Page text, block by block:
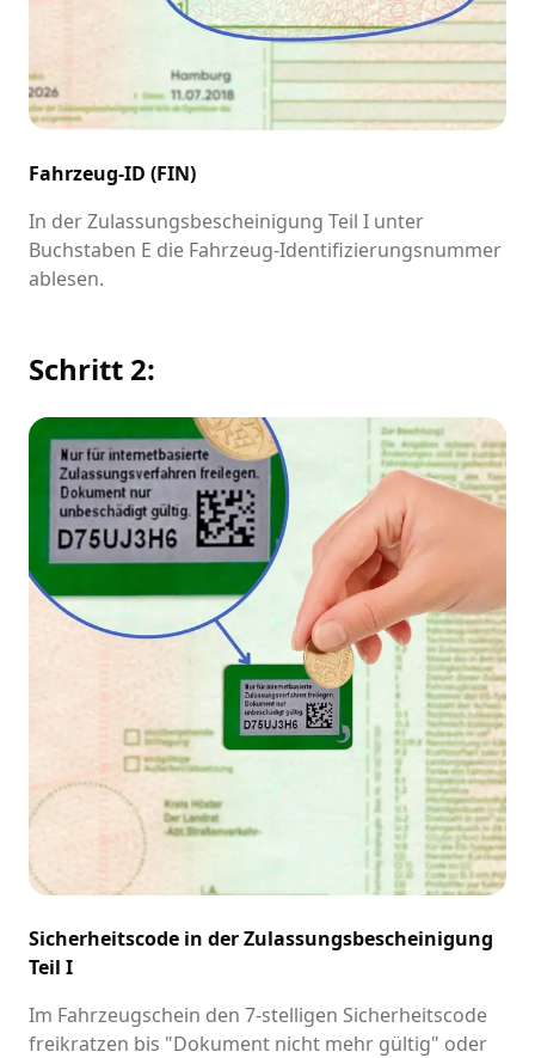
Fahrzeug-ID (FIN)
In der Zulassungsbescheinigung Teil I unter
Buchstaben E die Fahrzeug-Identifizierungsnummer
ablesen.
Schritt 2:
Sicherheitscode in der Zulassungsbescheinigung
Teil I
Im Fahrzeugschein den 7-stelligen Sicherheitscode
freikratzen bis "Dokument nicht mehr gültig" oder